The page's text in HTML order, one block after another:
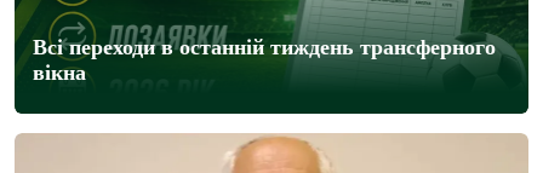
Всі переходи в останній тиждень трансферного
вікна